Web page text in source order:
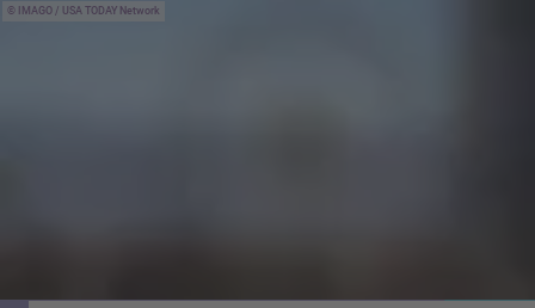
IMAGO / USA TODAY Network